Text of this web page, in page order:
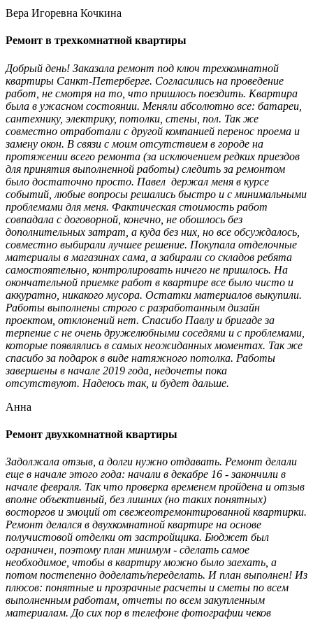
Вера Игоревна Кочкина
Ремонт в трехкомнатной квартиры
Добрый день! Заказала ремонт под ключ трехкомнатной
квартиры Санкт-Петерберге. Согласились на проведение
работ, не смотря на то, что пришлось поездить. Квартира
была в ужасном состоянии. Меняли абсолютно все: батареи,
сантехнику, электрику, потолки, стены, пол. Так же
совместно отработали с другой компанией перенос проема и
замену окон. В связи с моим отсутствием в городе на
протяжении всего ремонта (за исключением редких приездов
для принятия выполненной работы) следить за ремонтом
было достаточно просто. Павел держал меня в курсе
событий, любые вопросы решались быстро и с минимальными
проблемами для меня. Фактическая стоимость работ
совпадала с договорной, конечно, не обошлось без
дополнительных затрат, а куда без них, но все обсуждалось,
совместно выбирали лучшее решение. Покупала отделочные
материалы в магазинах сама, а забирали со складов ребята
самостоятельно, контролировать ничего не пришлось. На
окончательной приемке работ в квартире все было чисто и
аккуратно, никакого мусора. Остатки материалов выкупили.
Работы выполнены строго с разработанным дизайн
проектом, отклонений нет. Спасибо Павлу и бригаде за
терпение с не очень дружелюбными соседями и с проблемами,
которые появлялись в самых неожиданных моментах. Так же
спасибо за подарок в виде натяжного потолка. Работы
завершены в начале 2019 года, недочеты пока
отсутствуют. Надеюсь так, и будет дальше.
Анна
Ремонт двухкомнатной квартиры
Задолжала отзыв, а долги нужно отдавать. Ремонт делали
еще в начале этого года: начали в декабре 16 - закончили в
начале февраля. Так что проверка временем пройдена и отзыв
вполне объективный, без лишних (но таких понятных)
восторгов и эмоций от свежеотремонтированной квартирки.
Ремонт делался в двухкомнатной квартире на основе
получистовой отделки от застройщика. Бюджет был
ограничен, поэтому план минимум - сделать самое
необходимое, чтобы в квартиру можно было заехать, а
потом постепенно доделать/переделать. И план выполнен! Из
плюсов: понятные и прозрачные расчеты и сметы по всем
выполненным работам, отчеты по всем закупленным
материалам. До сих пор в телефоне фотографии чеков